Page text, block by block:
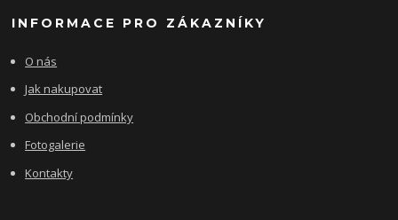
INFORMACE PRO ZÁKAZNÍKY
O nás
Jak nakupovat
Obchodní podmínky
Fotogalerie
Kontakty